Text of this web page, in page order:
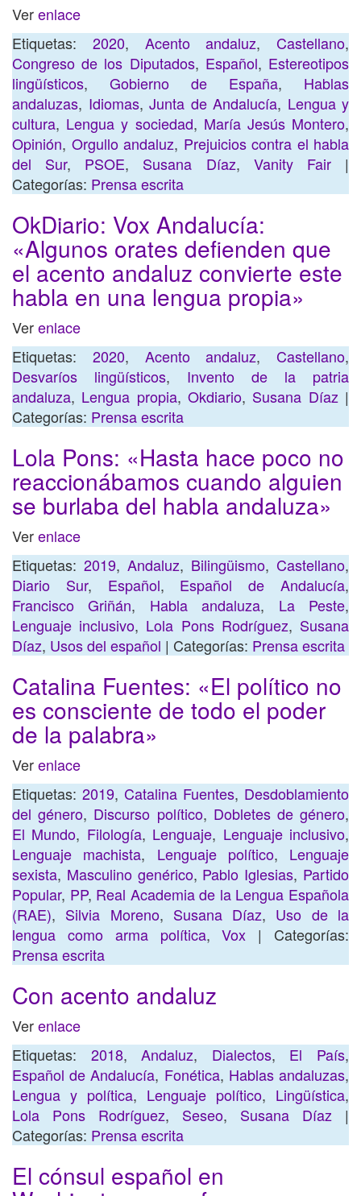
Verenlace
Etiquetas: 2020, Acento andaluz, Castellano,
Congreso de los Diputados, Español, Estereotipos
lingüísticos, Gobierno de España, Hablas
andaluzas, Idiomas, Junta de Andalucía, Lengua y
cultura, Lengua y sociedad, María Jesús Montero,
Opinión, Orgullo andaluz, Prejuicios contra el habla
del Sur, PSOE, Susana Díaz, Vanity Fair|
Categorías: Prensa escrita
OkDiario: Vox Andalucía:
«Algunos orates defienden que
el acento andaluz convierte este
habla en una lengua propia»
Verenlace
Etiquetas: 2020, Acento andaluz, Castellano,
Desvaríos lingüísticos, Invento de la patria
andaluza, Lengua propia,Okdiario, Susana Díaz |
Categorías: Prensa escrita
Lola Pons: «Hasta hace poco no
reaccionábamos cuando alguien
se burlaba del habla andaluza»
Verenlace
Etiquetas: 2019, Andaluz, Bilingüismo, Castellano,
Diario Sur, Español, Español de Andalucía,
Francisco Griñán, Habla andaluza, La Peste,
Lenguaje inclusivo, Lola Pons Rodríguez, Susana
Díaz, Usos del español | Categorías: Prensa escrita
Catalina Fuentes: «El político no
es consciente de todo el poder
de la palabra»
Verenlace
Etiquetas: 2019, Catalina Fuentes, Desdoblamiento
del género, Discurso político, Dobletes de género,
El Mundo, Filología, Lenguaje, Lenguaje inclusivo,
Lenguaje machista, Lenguaje político, Lenguaje
sexista, Masculino genérico, Pablo Iglesias, Partido
Popular, PP, Real Academia de la Lengua Española
(RAE), Silvia Moreno, Susana Díaz, Uso de la
lengua como arma política,Vox | Categorías:
Prensa escrita
Con acento andaluz
Verenlace
Etiquetas: 2018,Andaluz, Dialectos, El País,
Español de Andalucía, Fonética, Hablas andaluzas,
Lengua y política, Lenguaje político, Lingüística,
Lola Pons Rodríguez, Seseo, Susana Díaz |
Categorías: Prensa escrita
El cónsul español en